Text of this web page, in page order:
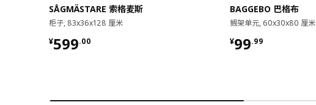
SÅGMÄSTARE 索格麦斯
柜子, 83x36x128 厘米
¥599.00
¥ 599.00
BAGGEBO 巴格布
搁架单元, 60x30x80 厘米
¥99.99
¥ 99.99